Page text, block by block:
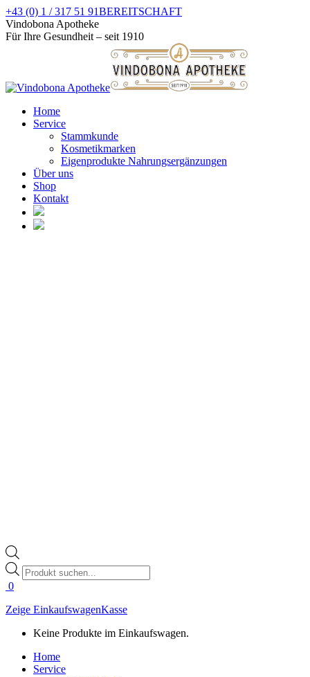
Zum
Inhalt
springen
+43 (0) 1 / 317 51 91BEREITSCHAFT
Facebook
page
window
Instagram
page
window
Vindobona Apotheke
Für Ihre Gesundheit – seit 1910
Home
Service
Stammkunde
Kosmetikmarken
Eigenprodukte Nahrungsergänzungen
Über uns
Shop
Kontakt
Products
search
0
Zeige EinkaufswagenKasse
Keine Produkte im Einkaufswagen.
Home
Service